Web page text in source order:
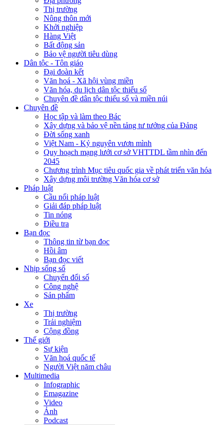
Thị trường
Nông thôn mới
Khởi nghiệp
Hàng Việt
Bất động sản
Bảo vệ người tiêu dùng
Dân tộc - Tôn giáo
Đại đoàn kết
Văn hoá - Xã hội vùng miền
Văn hóa, du lịch dân tộc thiểu số
Chuyên đề dân tộc thiểu số và miền núi
Chuyên đề
Học tập và làm theo Bác
Xây dựng và bảo vệ nền tảng tư tưởng của Đảng
Đời sống xanh
Việt Nam - Kỷ nguyên vươn mình
Quy hoạch mạng lưới cơ sở VHTTDL tầm nhìn đến
2045
Chương trình Mục tiêu quốc gia về phát triển văn hóa
Xây dựng môi trường Văn hóa cơ sở
Pháp luật
Cầu nối pháp luật
Giải đáp pháp luật
Tin nóng
Điều tra
Bạn đọc
Thông tin từ bạn đọc
Hồi âm
Bạn đọc viết
Nhịp sống số
Chuyển đổi số
Công nghệ
Sản phẩm
Xe
Thị trường
Trải nghiệm
Cộng đồng
Thế giới
Sự kiện
Văn hoá quốc tế
Người Việt năm châu
Multimedia
Infographic
Emagazine
Video
Ảnh
Podcast